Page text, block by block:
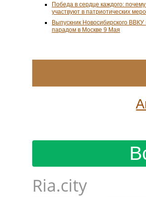
Победа в сердце каждого:
участвуют в патриотических
Выпускник Новосибирского
парадом в Москве 9 Мая
Ria.city